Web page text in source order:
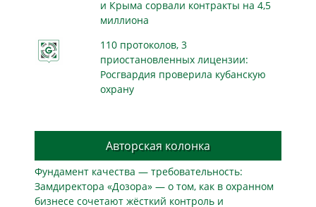
и Крыма сорвали контракты на 4,5
миллиона
110 протоколов, 3
приостановленных лицензии:
Росгвардия проверила кубанскую
охрану
Авторская колонка
Фундамент качества — требовательность:
Замдиректора «Дозора» — о том, как в охранном
бизнесe сочетают жёсткий контроль и